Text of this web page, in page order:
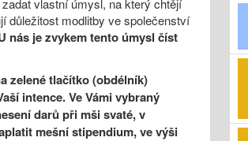
důležitost modlitby ve společenství
nás je zvykem tento úmysl číst
zelené tlačítko (obdélník)
intence. Ve Vámi vybraný
darů při mši svaté, v
mešní stipendium, ve výši